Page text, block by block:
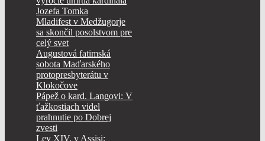
Jozefa Tomka
Mladifest v Medžugorje
sa skončil posolstvom pre
celý svet
Augustová fatimská
sobota Maďarského
protopresbyterátu v
Klokočove
Pápež o kard. Langovi: V
ťažkostiach videl
prahnutie po Dobrej
zvesti
Lev XIV. v Assisi: